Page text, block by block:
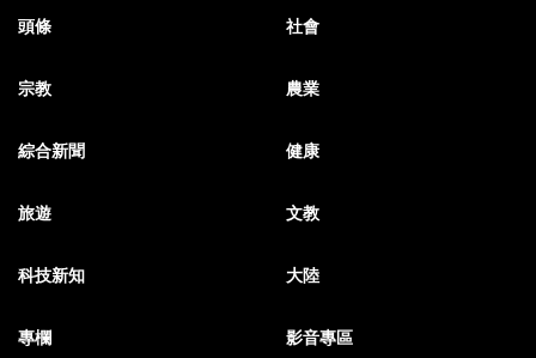
頭條 社會
宗教 農業
綜合新聞 健康
旅遊 文教
科技新知 大陸
專欄 影音專區